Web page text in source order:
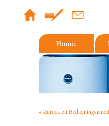
« Zurück zu